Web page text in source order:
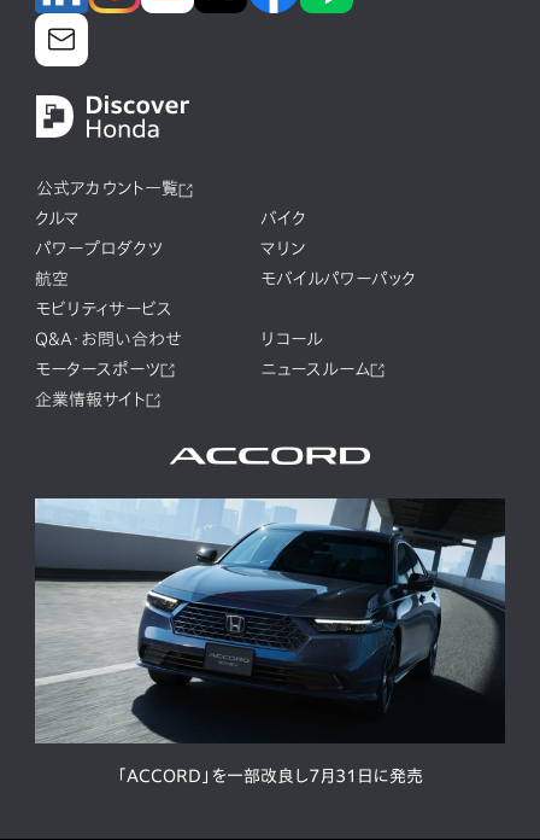
公式アカウント一覧
クルマ
バイク
パワープロダクツ
マリン
航空
モバイルパワーパック
モビリティサービス
Q&A・お問い合わせ
リコール
モータースポーツ
ニュースルーム
企業情報サイト
「ACCORD」を一部改良し7月31日に発売